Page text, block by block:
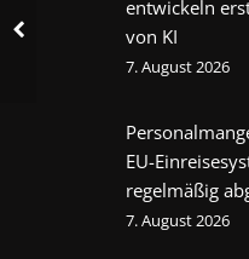
entwickeln
von KI
7. August 2026
EU-
regelmäßig
7. August 2026